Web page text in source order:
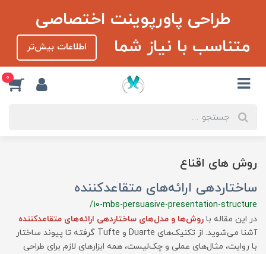
طراحی پاورپوینت اختصاصی
متناسب با نیاز شما
اطلاعات بیش‌تر
0
روش های اقناع
ساختاردهی ارائه‌های متقاعدکننده
/10-mbs-persuasive-presentation-structure
در این مقاله با روش‌ها و مدل‌های ساختاردهی ارائه‌های متقاعدکننده
آشنا می‌شوید. از تکنیک‌های Duarte و Tufte گرفته تا پیوند ساختار
با روایت، مثال‌های عملی و چک‌لیست، همه ابزارهای لازم برای طراحی